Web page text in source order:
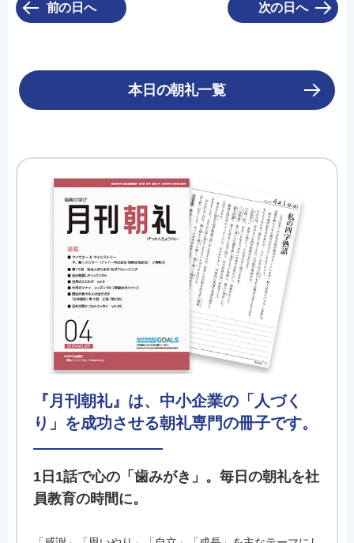
前の日へ 次の日へ
本日の朝礼一覧
『月刊朝礼』は、中小企業の「人づく
り」を成功させる朝礼専門の冊子です。
1日1話で心の「歯みがき」。毎日の朝礼を社
員教育の時間に。